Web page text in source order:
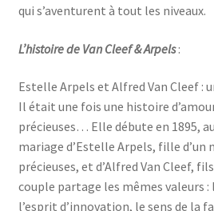
qui s’aventurent à tout les niveaux.
L’histoire de Van Cleef & Arpels:
Estelle Arpels et Alfred Van Cleef :
Il était une fois une histoire
précieuses… Elle débute en 1895,
mariage d’Estelle Arpels, fille d’un
précieuses, et d’Alfred Van Cleef,
couple partage les mêmes valeurs :
l’esprit d’innovation, le sens de la